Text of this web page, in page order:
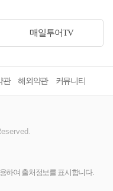
매일투어TV
관 해외약관 커뮤니티
하여 출처정보를 표시합니다.